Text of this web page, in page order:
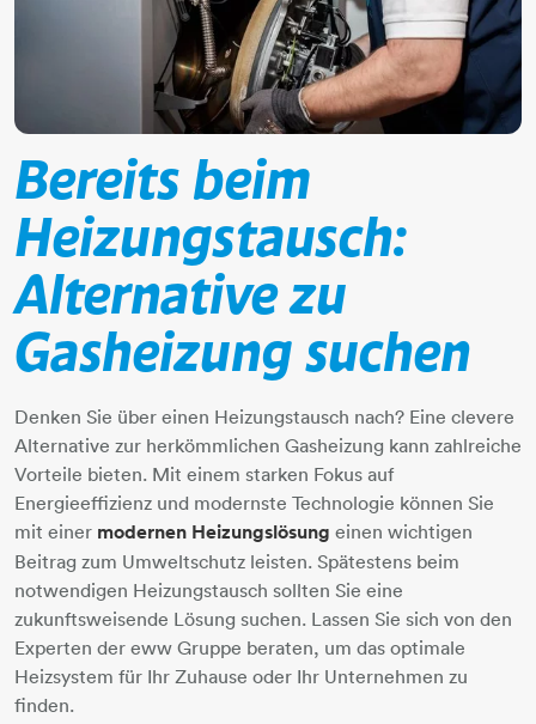
Bereits beim
Heizungstausch:
Alternative zu
Gasheizung suchen
Denken Sie über einen Heizungstausch nach? Eine clevere
Alternative zur herkömmlichen Gasheizung kann zahlreiche
Vorteile bieten. Mit einem starken Fokus auf
Energieeffizienz und modernste Technologie können Sie
mit einer modernen Heizungslösung einen wichtigen
Beitrag zum Umweltschutz leisten. Spätestens beim
notwendigen Heizungstausch sollten Sie eine
zukunftsweisende Lösung suchen. Lassen Sie sich von den
Experten der eww Gruppe beraten, um das optimale
Heizsystem für Ihr Zuhause oder Ihr Unternehmen zu
finden.